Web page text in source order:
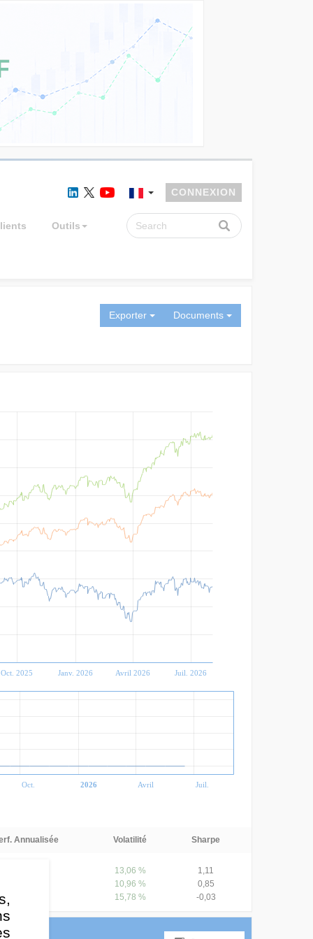
Outils
CONNEXION
Exporter Documents
Oct. 2025 Janv. 2026 Avril 2026 Juil. 2026
Oct. 2026 Avril Juil.
Annualisée Volatilité Sharpe
13,06 %
1,11
10,96 %
0,85
15,78 % -0,03